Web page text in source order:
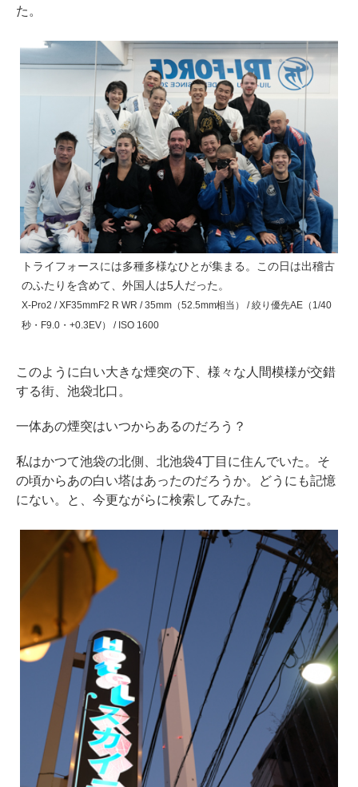
た。
トライフォースには多種多様なひとが集まる。この日は出稽古
のふたりを含めて、外国人は5人だった。
X-Pro2 / XF35mmF2 R WR / 35mm（52.5mm相当） / 絞り優先AE（1/40
秒・F9.0・+0.3EV） / ISO 1600
このように白い大きな煙突の下、様々な人間模様が交錯
する街、池袋北口。
一体あの煙突はいつからあるのだろう？
私はかつて池袋の北側、北池袋4丁目に住んでいた。そ
の頃からあの白い塔はあったのだろうか。どうにも記憶
にない。と、今更ながらに検索してみた。